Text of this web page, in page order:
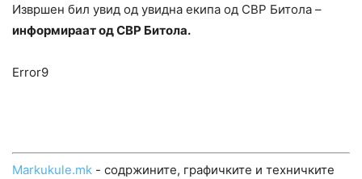
Извршен бил увид од увидна екипа од СВР Битола –
информираат од СВР Битола.
Error9
Markukule.mk - содржините, графичките и техничките